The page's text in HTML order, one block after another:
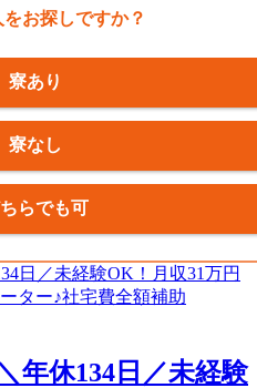
お探しですか？
寮あり
寮なし
らでも可
年休134日／未経験